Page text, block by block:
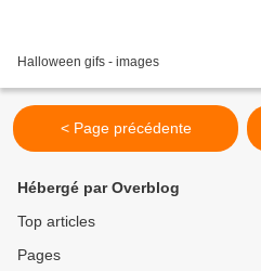
Halloween gifs - images
< Page précédente
Hébergé par Overblog
Top articles
Pages